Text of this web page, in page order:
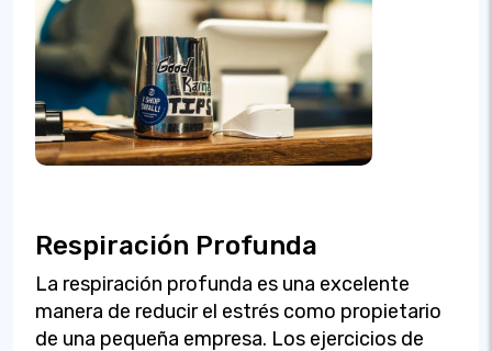
Respiración Profunda
La respiración profunda es una excelente
manera de reducir el estrés como propietario
de una pequeña empresa. Los ejercicios de